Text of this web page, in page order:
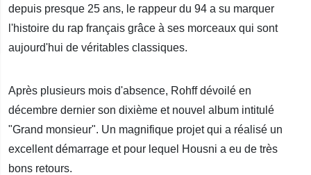
depuis presque 25 ans, le rappeur du 94 a su marquer
l'histoire du rap français grâce à ses morceaux qui sont
aujourd'hui de véritables classiques.
Après plusieurs mois d'absence, Rohff dévoilé en
décembre dernier son dixième et nouvel album intitulé
"Grand monsieur". Un magnifique projet qui a réalisé un
excellent démarrage et pour lequel Housni a eu de très
bons retours.